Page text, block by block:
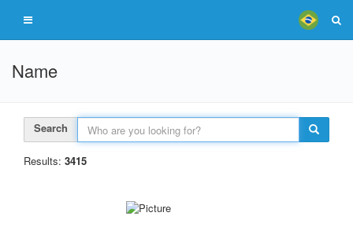
Name
Search
Results: 3415